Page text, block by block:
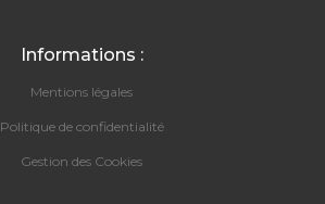
Informations :
Mentions légales
Politique de confidentialité
Gestion des Cookies